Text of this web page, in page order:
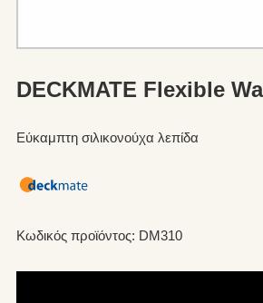
DECKMATE Flexible
Εύκαμπτη σιλικονούχα λεπίδα
Κωδικός προϊόντος: DM310